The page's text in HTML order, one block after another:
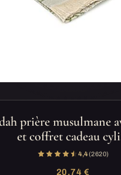
prière musulmane
et coffret cadeau
4,4(2 620)
20,74 €